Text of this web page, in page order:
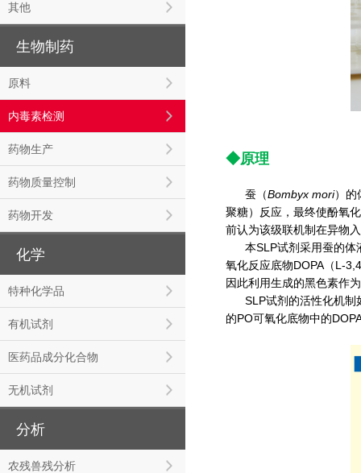
其他
生物制药
原料
内毒素检测
药物生产
药物质量控制
药物开发
化学
特种化学品
有机试剂
医药品成分化合物
无机试剂
分析
农残兽残分析
◆原理
蚕（Bombyx mori）的
聚糖）反应，最终使酚氧
前认为该级联机制在异物
本SLP试剂采用蚕的
氧化反应底物DOPA（L-
因此利用生成的黑色素作
SLP试剂的活性化机
的PO可氧化底物中的